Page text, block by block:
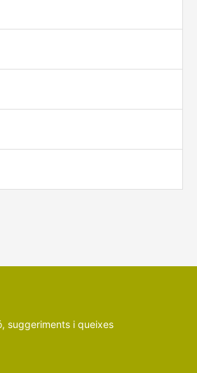
suggeriments i queixes